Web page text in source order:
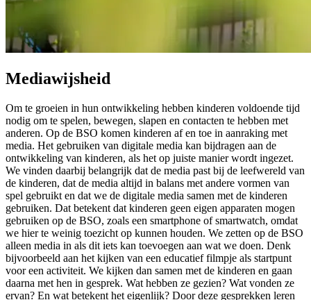
Mediawijsheid
Om te groeien in hun ontwikkeling hebben kinderen voldoende tijd
nodig om te spelen, bewegen, slapen en contacten te hebben met
anderen. Op de BSO komen kinderen af en toe in aanraking met
media. Het gebruiken van digitale media kan bijdragen aan de
ontwikkeling van kinderen, als het op juiste manier wordt ingezet.
We vinden daarbij belangrijk dat de media past bij de leefwereld van
de kinderen, dat de media altijd in balans met andere vormen van
spel gebruikt en dat we de digitale media samen met de kinderen
gebruiken. Dat betekent dat kinderen geen eigen apparaten mogen
gebruiken op de BSO, zoals een smartphone of smartwatch, omdat
we hier te weinig toezicht op kunnen houden. We zetten op de BSO
alleen media in als dit iets kan toevoegen aan wat we doen. Denk
bijvoorbeeld aan het kijken van een educatief filmpje als startpunt
voor een activiteit. We kijken dan samen met de kinderen en gaan
daarna met hen in gesprek. Wat hebben ze gezien? Wat vonden ze
ervan? En wat betekent het eigenlijk? Door deze gesprekken leren